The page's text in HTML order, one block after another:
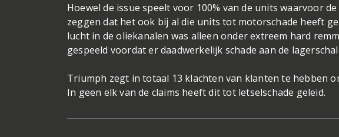
Hoewel de issue speelt voor 100% van de units waarvoor
zeggen dat het ook bij al die units tot motorschade heeft
lucht in de oliekanalen was alleen onder extreem hard
gespeeld voordat er daadwerkelijk schade aan de
Triumph zegt in totaal 13 klachten van klanten te hebben
In geen elk van de claims heeft dit tot letselschade geleid.